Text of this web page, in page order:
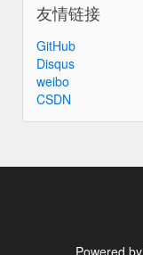
友情链接
GitHub
Disqus
weibo
CSDN
Powered by